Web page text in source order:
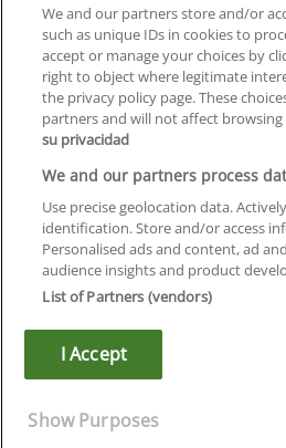
Centros
Quiénes
Contacta
Aviso Legal
Política de
Política de
Canal Ético
Infoempleo
We and our partners store and/or
such as unique IDs in cookies to
accept or manage your choices by
right to object where legitimate
the privacy policy page. These
partners and will not affect browsing
su privacidad
We and our partners process
Use precise geolocation data.
identification. Store and/or access
Personalised ads and content, ad
audience insights and product
List of Partners (vendors)
I Accept
Show Purposes